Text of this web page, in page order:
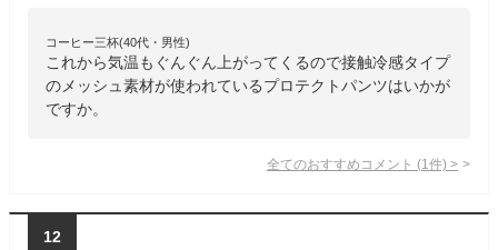
コーヒー三杯(40代・男性)
これから気温もぐんぐん上がってくるので接触冷感タイプ
のメッシュ素材が使われているプロテクトパンツはいかが
ですか。
全てのおすすめコメント (1 件) >
12